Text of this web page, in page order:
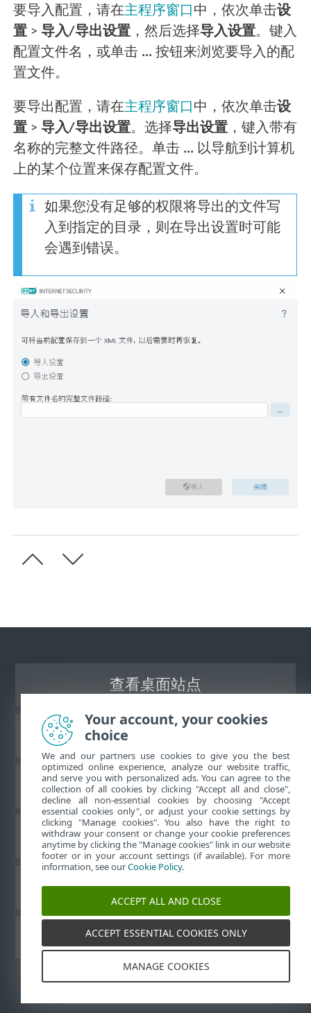
要导入配置，请在主程序窗口 中，依次单击设
置 >导入/导出设置 ，然后选择导入设置。键入
配置文件名，或单击 ... 按钮来浏览要导入的配
置文件。
要导出配置，请在主程序窗口 中，依次单击设
置 >导入/导出设置。选择导出设置 ，键入带有
名称的完整文件路径。单击 ... 以导航到计算机
上的某个位置来保存配置文件。
如果您没有足够的权限将导出的文件写
入到指定的目录，则在导出设置时可能
会遇到错误。
查看桌面站点
ESET 知识库
ESET 论坛
区域支持
管理 Cookie
其他 ESET 产品
©1992-2026ESET, spol. s r.o. - 保留所有权利。
Your account, your cookies
choice
We and our partners use cookies to give you the best
optimized online experience, analyze our website traffic,
and serve you with personalized ads. You can agree to the
collection of all cookies by clicking "Accept all and close",
decline all non-essential cookies by choosing "Accept
essential cookies only", or adjust your cookie settings by
clicking "Manage cookies". You also have the right to
withdraw your consent or change your cookie preferences
anytime by clicking the "Manage cookies" link in our website
footer or in your account settings (if available). For more
information, see ourCookie Policy.
ACCEPT ALL AND CLOSE
ACCEPT ESSENTIAL COOKIES ONLY
MANAGE COOKIES